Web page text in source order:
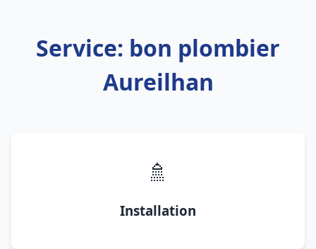
Service: bon plombier
Aureilhan
🚿
Installation